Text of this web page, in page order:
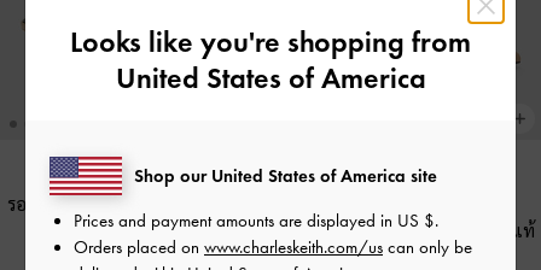
รองเท้าส้นสูงรัดส้นหัวแหลม
฿2,390.00
รองเท้าส้นสูงรัดส้นหัวแหลมหนังแท้
ดีเทลลายฉลุ-สีเบจ
Looks like you're shopping from
United States of America
Shop our United States of America site
Prices and payment amounts are displayed in US $.
Orders placed on www.charleskeith.com/us can only be